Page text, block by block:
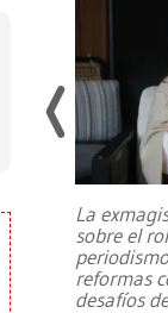
La
sobre el
reformas
desafíos